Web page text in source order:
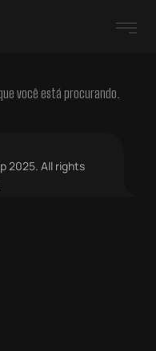
você está procurando.
2025. All rights